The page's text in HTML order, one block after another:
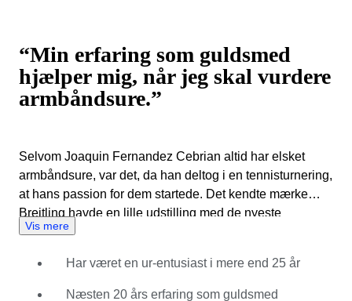
“Min erfaring som guldsmed
hjælper mig, når jeg skal vurdere
armbåndsure.”
Selvom Joaquin Fernandez Cebrian altid har elsket
armbåndsure, var det, da han deltog i en tennisturnering,
at hans passion for dem startede. Det kendte mærke
Breitling havde en lille udstilling med de nyeste
modeller. Det blev kærlighed ved første blik for den unge
købe sin første Breitling. Siden da har han været en
sand ur-fanatiker ved at holde sig ajour med markedet,
Vis mere
Har været en ur-entusiast i mere end 25 år
Næsten 20 års erfaring som guldsmed